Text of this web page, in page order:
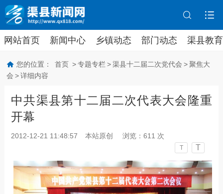
网站首页 新闻中心 乡镇动态 部门动态 渠县教育
您的位置： 首页 > 专题专栏 > 渠县十二届二次党代会 > 聚焦大
会 > 详细内容
中共渠县第十二届二次代表大会隆重
开幕
2012-12-21 11:48:57 本站原创 浏览： 611 次
T T